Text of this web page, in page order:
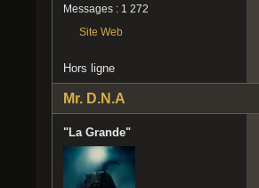
Messages : 1 272
Site Web
Hors ligne
Mr. D.N.A
"La Grande"